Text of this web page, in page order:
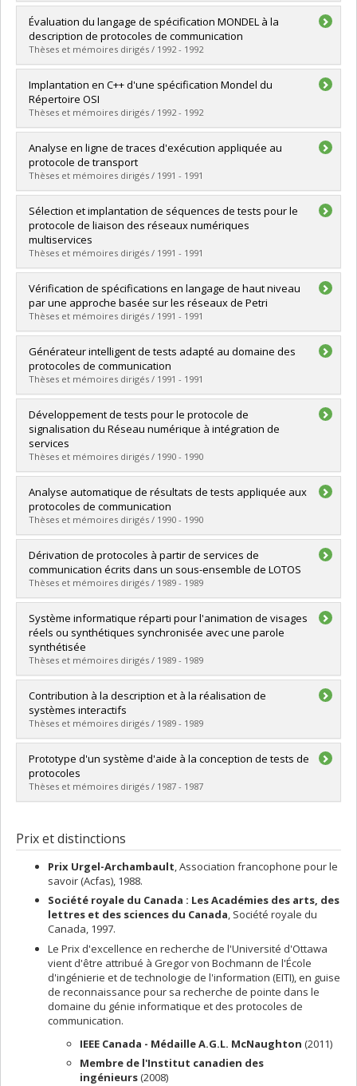
Diplômé(e) :Ramazani, Dunia
Cycle :Maîtrise
Diplôme obtenu :M. Sc.
Lien vers le document dans Papyrus
Évaluation du langage de spécification MONDEL à la
description de protocoles de communication
Thèses et mémoires dirigés / 1992 - 1992
Diplômé(e) :Poirier, Stéphane
Cycle :Maîtrise
Diplôme obtenu :M. Sc.
Lien vers le document dans Papyrus
Implantation en C++ d'une spécification Mondel du
Répertoire OSI
Thèses et mémoires dirigés / 1992 - 1992
Diplômé(e) :Nadeau, Roch
Cycle :Maîtrise
Diplôme obtenu :M. Sc.
Lien vers le document dans Papyrus
Analyse en ligne de traces d'exécution appliquée au
protocole de transport
Thèses et mémoires dirigés / 1991 - 1991
Diplômé(e) :Saba, Fayez
Cycle :Maîtrise
Diplôme obtenu :
Lien vers le document dans Papyrus
Sélection et implantation de séquences de tests pour le
protocole de liaison des réseaux numériques
multiservices
Thèses et mémoires dirigés / 1991 - 1991
Diplômé(e) :Boucher, Jean
Cycle :Maîtrise
Diplôme obtenu :M. Sc.
Lien vers le document dans Papyrus
Vérification de spécifications en langage de haut niveau
par une approche basée sur les réseaux de Petri
Thèses et mémoires dirigés / 1991 - 1991
Diplômé(e) :Barbeau, Michel
Cycle :Doctorat
Diplôme obtenu :Ph. D.
Lien vers le document dans Papyrus
Générateur intelligent de tests adapté au domaine des
protocoles de communication
Thèses et mémoires dirigés / 1991 - 1991
Diplômé(e) :Gamache, Paul
Cycle :Maîtrise
Diplôme obtenu :
Lien vers le document dans Papyrus
Développement de tests pour le protocole de
signalisation du Réseau numérique à intégration de
services
Thèses et mémoires dirigés / 1990 - 1990
Diplômé(e) :Amalou, Mokhtar
Cycle :Maîtrise
Diplôme obtenu :M. Sc.
Lien vers le document dans Papyrus
Analyse automatique de résultats de tests appliquée aux
protocoles de communication
Thèses et mémoires dirigés / 1990 - 1990
Diplômé(e) :Bellal, Omar Bouhafs
Cycle :Maîtrise
Diplôme obtenu :M. Sc.
Lien vers le document dans Papyrus
Dérivation de protocoles à partir de services de
communication écrits dans un sous-ensemble de LOTOS
Thèses et mémoires dirigés / 1989 - 1989
Diplômé(e) :Khendek, Ferhat
Cycle :Maîtrise
Diplôme obtenu :
Lien vers le document dans Papyrus
Système informatique réparti pour l'animation de visages
réels ou synthétiques synchronisée avec une parole
synthétisée
Thèses et mémoires dirigés / 1989 - 1989
Diplômé(e) :Girard, Paul
Cycle :Doctorat
Diplôme obtenu :Ph. D.
Lien vers le document dans Papyrus
Contribution à la description et à la réalisation de
systèmes interactifs
Thèses et mémoires dirigés / 1989 - 1989
Diplômé(e) :El Iraki, Abdelhamid
Cycle :Doctorat
Diplôme obtenu :Ph. D.
Lien vers le document dans Papyrus
Prototype d'un système d'aide à la conception de tests de
protocoles
Thèses et mémoires dirigés / 1987 - 1987
Cycle :Maîtrise
Diplôme obtenu :M. Sc.
Lien vers le document dans Papyrus
Prix et distinctions
Prix Urgel-Archambault, Association francophone pour le
savoir (Acfas), 1988.
Société royale du Canada : Les Académies des arts, des
lettres et des sciences du Canada, Société royale du
Canada, 1997.
Le Prix d'excellence en recherche de l'Université d'Ottawa
vient d'être attribué à Gregor von Bochmann de l'École
d'ingénierie et de technologie de l'information (EITI), en guise
de reconnaissance pour sa recherche de pointe dans le
domaine du génie informatique et des protocoles de
communication.
IEEE Canada - Médaille A.G.L. McNaughton (2011)
Membre de l'Institut canadien des
ingénieurs(2008)